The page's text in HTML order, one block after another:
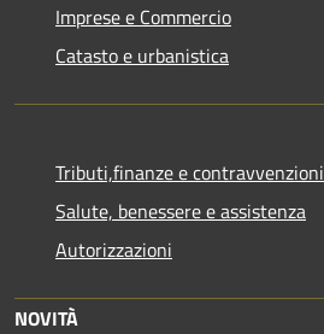
Imprese e Commercio
Catasto e urbanistica
Tributi,finanze e contravvenzioni
Salute, benessere e assistenza
Autorizzazioni
NOVITÀ